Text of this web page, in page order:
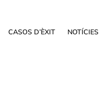
CASOS D’ÈXIT NOTÍCIES